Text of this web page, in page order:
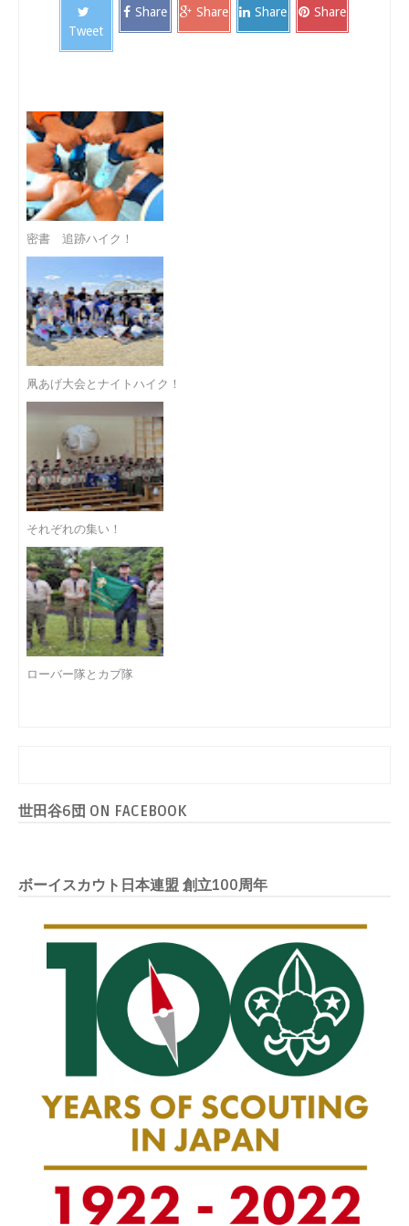
Tweet
Share Share Share Share
密書 追跡ハイク！
凧あげ大会とナイトハイク！
それぞれの集い！
ローバー隊とカブ隊
世田谷6団 ON FACEBOOK
ボーイスカウト日本連盟 創立100周年